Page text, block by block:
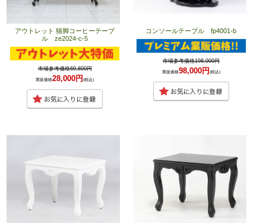
アウトレット 猫脚コーヒーテーブ
ル ze2024-c-5
市場参考価格69,800円
業販価格28,000円(税込)
コンソールテーブル fp4001-b
市場参考価格198,000円
業販価格98,000円 (税込)